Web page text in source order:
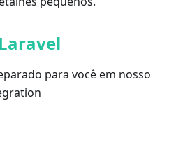
para você em nosso